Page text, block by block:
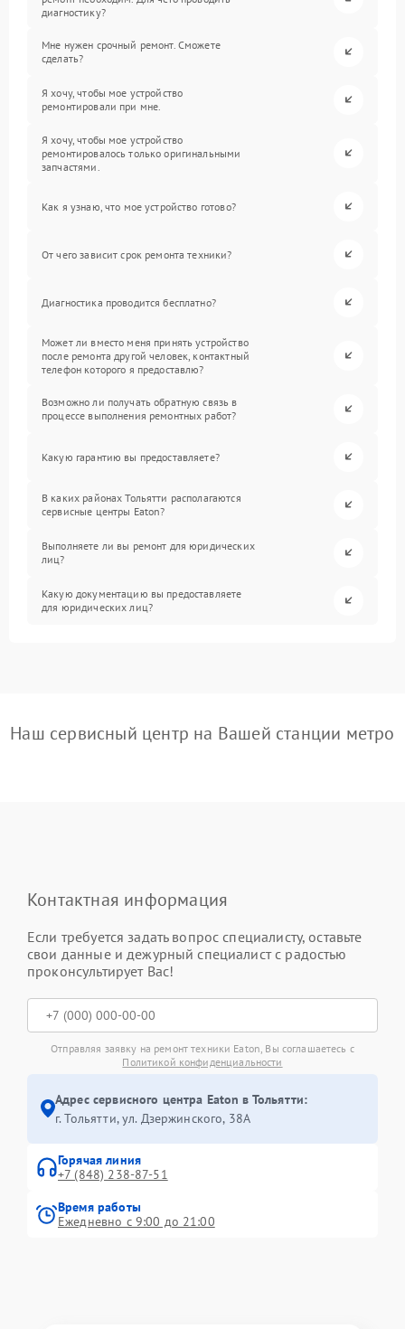
диагностику?
Мне нужен срочный ремонт. Сможете
сделать?
Я хочу, чтобы мое устройство
ремонтировали при мне.
Я хочу, чтобы мое устройство
ремонтировалось только оригинальными
запчастями.
Как я узнаю, что мое устройство готово?
От чего зависит срок ремонта техники?
Диагностика проводится бесплатно?
Может ли вместо меня принять устройство
после ремонта другой человек, контактный
телефон которого я предоставлю?
Возможно ли получать обратную связь в
процессе выполнения ремонтных работ?
Какую гарантию вы предоставляете?
В каких районах Тольятти располагаются
сервисные центры Eaton?
Выполняете ли вы ремонт для юридических
лиц?
Какую документацию вы предоставляете
для юридических лиц?
Наш сервисный центр на Вашей станции метро
Контактная информация
Если требуется задать вопрос специалисту, оставьте
свои данные и дежурный специалист с радостью
проконсультирует Вас!
Отправляя заявку на ремонт техники Eaton, Вы соглашаетесь с
Политикой конфиденциальности
Адрес сервисного центра Eaton в Тольятти:
г. Тольятти, ул. Дзержинского, 38А
Горячая линия
+7 (848) 238-87-51
Время работы
Ежедневно с 9:00 до 21:00